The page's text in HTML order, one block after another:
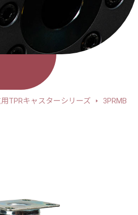
TPRキャスターシリーズ 3PRMB